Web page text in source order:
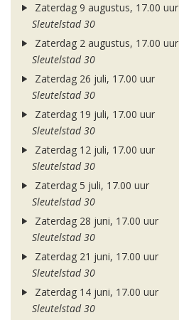
Zaterdag 9 augustus, 17.00 uur
Sleutelstad 30
Zaterdag 2 augustus, 17.00 uur
Sleutelstad 30
Zaterdag 26 juli, 17.00 uur
Sleutelstad 30
Zaterdag 19 juli, 17.00 uur
Sleutelstad 30
Zaterdag 12 juli, 17.00 uur
Sleutelstad 30
Zaterdag 5 juli, 17.00 uur
Sleutelstad 30
Zaterdag 28 juni, 17.00 uur
Sleutelstad 30
Zaterdag 21 juni, 17.00 uur
Sleutelstad 30
Zaterdag 14 juni, 17.00 uur
Sleutelstad 30